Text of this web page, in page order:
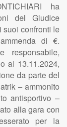
ha
del Giudice
suoi confronti le
di €.
al 13.11.2024,
da parte del
– ammonito
antisportivo –
alla gara con
per la